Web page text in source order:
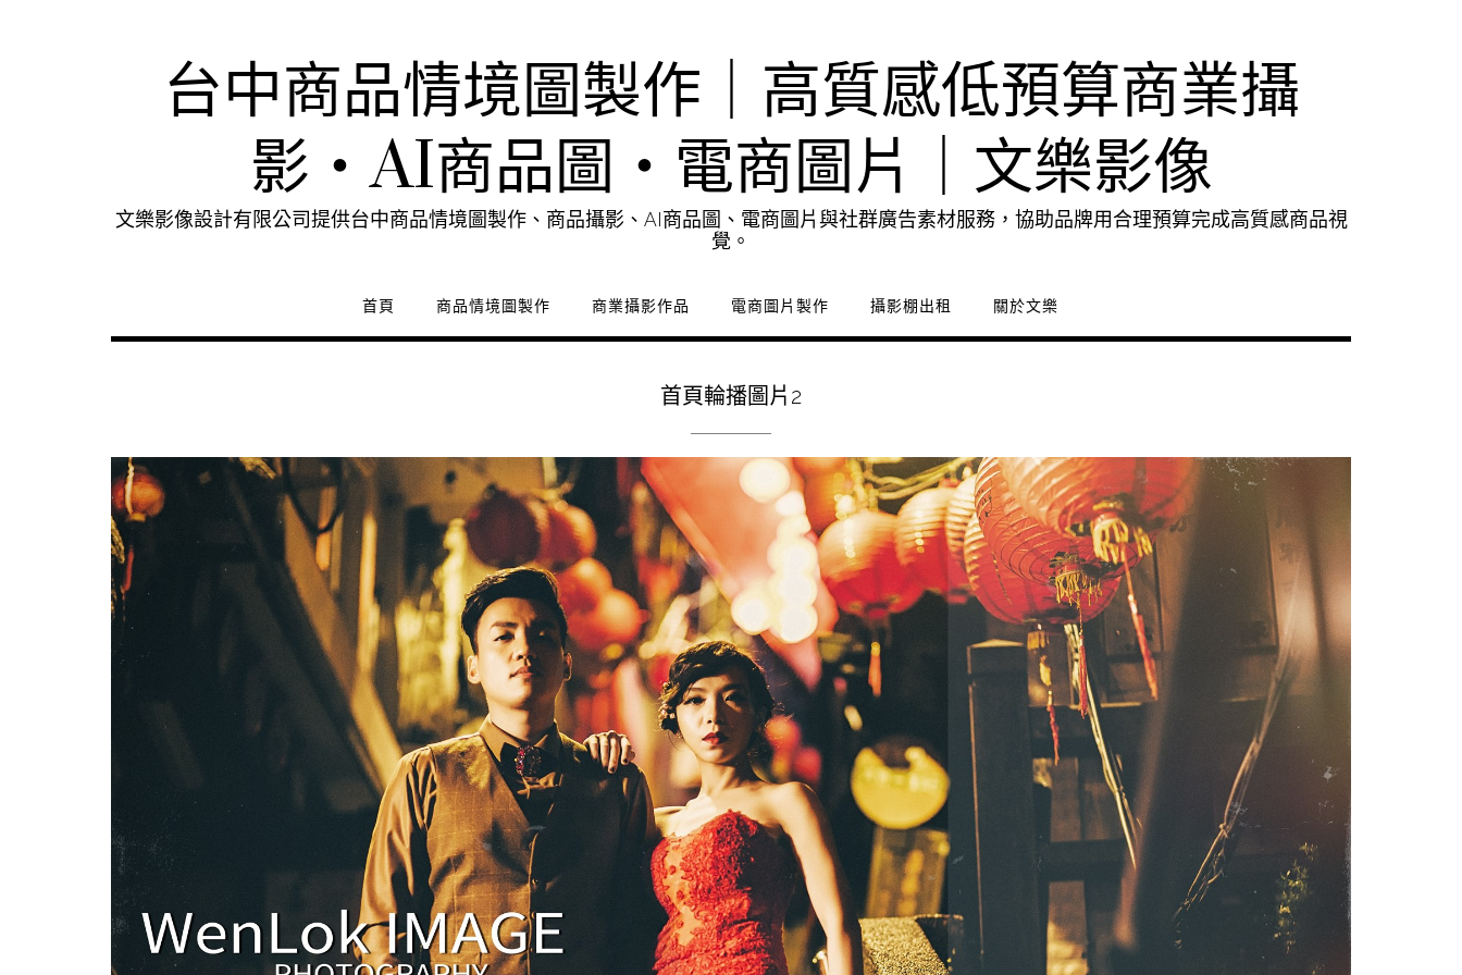
台中商品情境圖製作｜高質感低預算商業攝
影・AI商品圖・電商圖片｜文樂影像
文樂影像設計有限公司提供台中商品情境圖製作、商品攝影、AI商品圖、電商圖片與社群廣告素材服務，協助品牌用合理預算完成高質感商品視
覺。
首頁 商品情境圖製作 商業攝影作品 電商圖片製作 攝影棚出租 關於文樂
首頁輪播圖片2